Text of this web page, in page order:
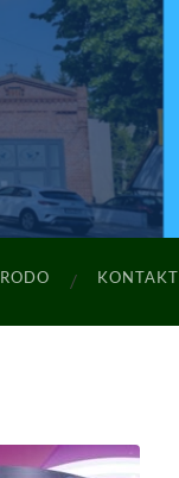
RODO KONTAKT